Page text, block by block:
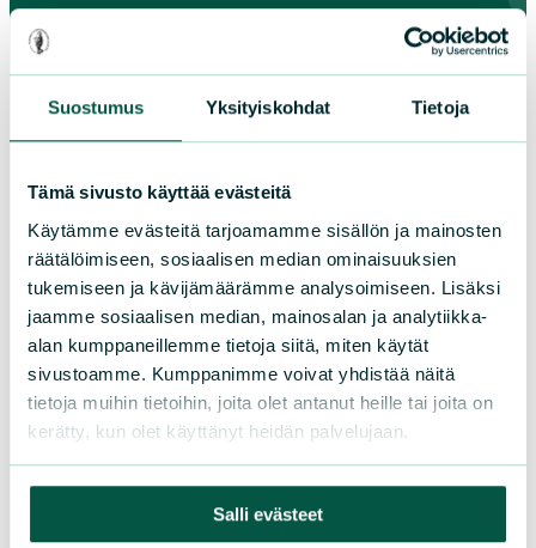
Suostumus Yksityiskohdat Tietoja
Tämä sivusto käyttää evästeitä
Käytämme evästeitä tarjoamamme sisällön ja mainosten
räätälöimiseen, sosiaalisen median ominaisuuksien
tukemiseen ja kävijämäärämme analysoimiseen. Lisäksi
jaamme sosiaalisen median, mainosalan ja analytiikka-
alan kumppaneillemme tietoja siitä, miten käytät
sivustoamme. Kumppanimme voivat yhdistää näitä
tietoja muihin tietoihin, joita olet antanut heille tai joita on
kerätty, kun olet käyttänyt heidän palvelujaan.
Salli evästeet
Paikallistoiminta
Osallistu tapahtumaan
Liity jäseneksi
Piirit ja yhdistykset
LIITY JÄSENEKSI
Suomen luonnonsuojeluliiton
piirit